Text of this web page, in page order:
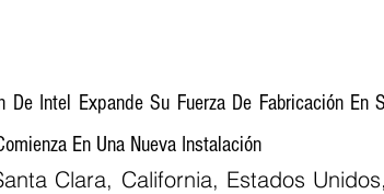
De Intel Expande Su Fuerza De Fabricación En
En Una Nueva Instalación
Clara, California, Estados